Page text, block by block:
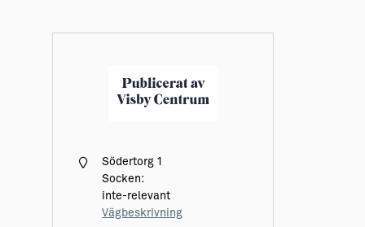
Södertorg 1
Socken:
inte-relevant
Vägbeskrivning